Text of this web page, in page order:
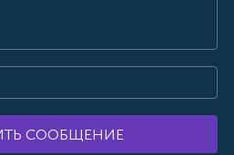
СООБЩЕНИЕ